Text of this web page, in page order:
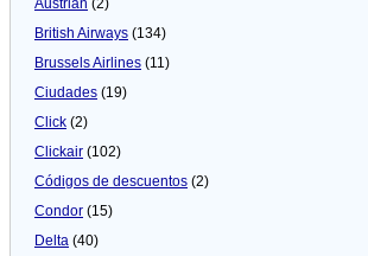
British Airways (134)
Brussels Airlines (11)
Ciudades (19)
Click (2)
Clickair (102)
Códigos de descuentos (2)
Condor (15)
Delta (40)